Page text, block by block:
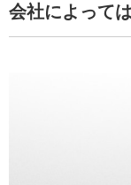
会社によって